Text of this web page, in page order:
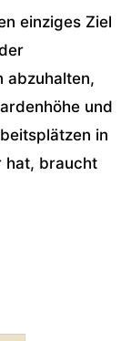
einziges Ziel
abzuhalten,
und
in
hat, braucht